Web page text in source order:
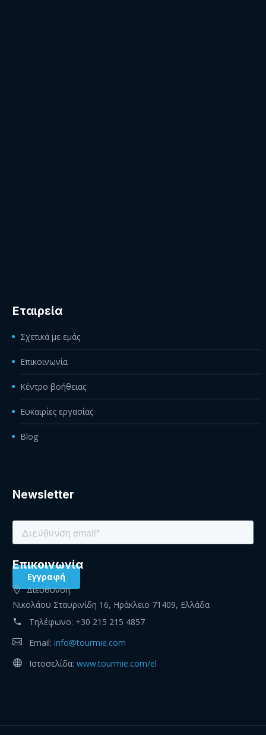
Εταιρεία
Σχετικά με εμάς
Επικοινωνία
Κέντρο βοήθειας
Ευκαιρίες εργασίας
Blog
Newsletter
Eπικοινωνία
Διεύθυνση:
Νικολάου Σταυρινίδη 16, Ηράκλειο 71409, Ελλάδα
Τηλέφωνο: +30 215 215 4857
Email: info@tourmie.com
Ιστοσελίδα: www.tourmie.com/el